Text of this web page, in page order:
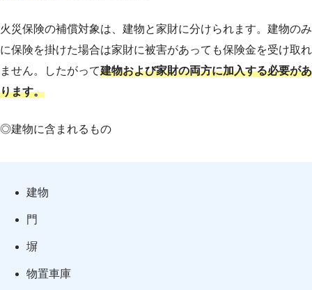
火災保険の補償対象は、建物と家財に分けられます。建物のみ
に保険を掛けた場合は家財に被害があっても保険金を受け取れ
ません。したがって建物および家財の両方に加入する必要があ
ります。
◎建物に含まれるもの
建物
門
塀
物置車庫